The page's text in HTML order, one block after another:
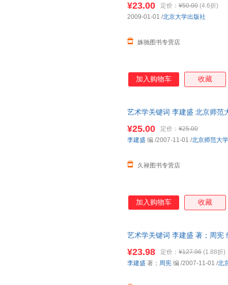
术科学真理》由导论和八章构
科学真理的经验、艺术与科学
¥23.00 定价： ¥50.00 (4.6折)
姝驰图书专营店
2009-01-01 /北京大学出版社
加入购物车 收藏
艺术学关键词 李建盛 北京师范
¥25.00 定价： ¥25.00
久禄图书专营店
李建盛 编 /2007-11-01 /北京师范大
加入购物车 收藏
艺术学关键词 李建盛 著；周宪
¥23.98 定价： ¥127.96 (1.88折)
李建盛 著； 周宪 编 /2007-11-01 /北